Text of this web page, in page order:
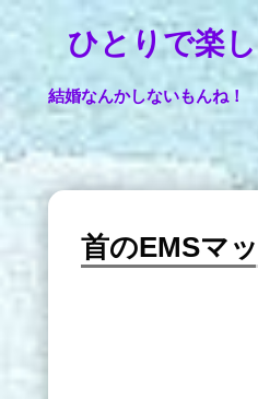
ひとりで楽
結婚なんかしないもんね！
首のEMSマ